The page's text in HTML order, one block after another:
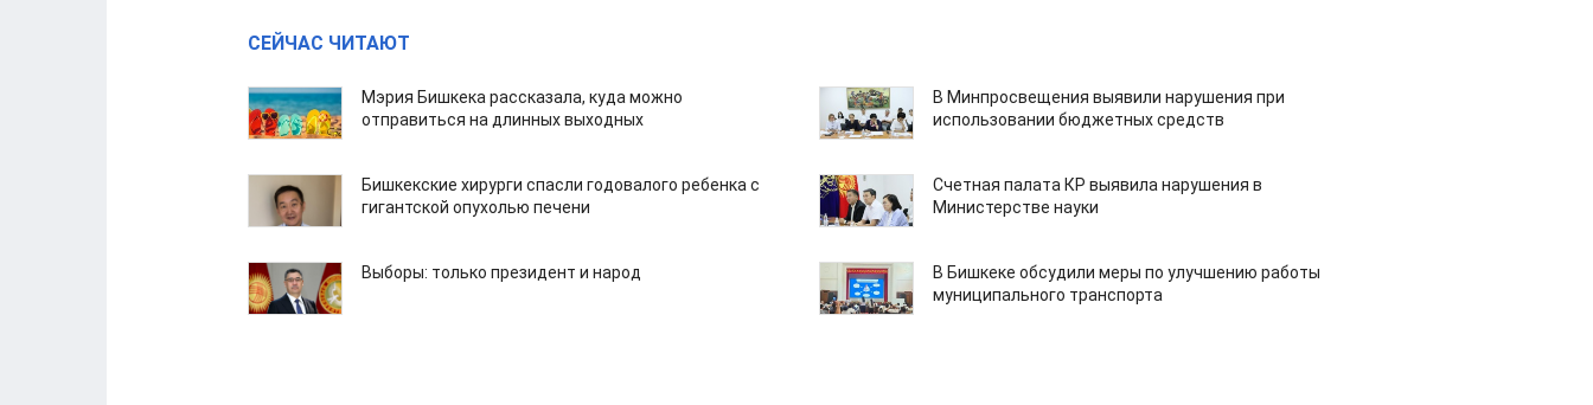
СЕЙЧАС ЧИТАЮТ
Мэрия Бишкека рассказала, куда можно
отправиться на длинных выходных
В Минпросвещения выявили нарушения при
использовании бюджетных средств
Бишкекские хирурги спасли годовалого ребенка с
гигантской опухолью печени
Счетная палата КР выявила нарушения в
Министерстве науки
Выборы: только президент и народ
В Бишкеке обсудили меры по улучшению работы
муниципального транспорта